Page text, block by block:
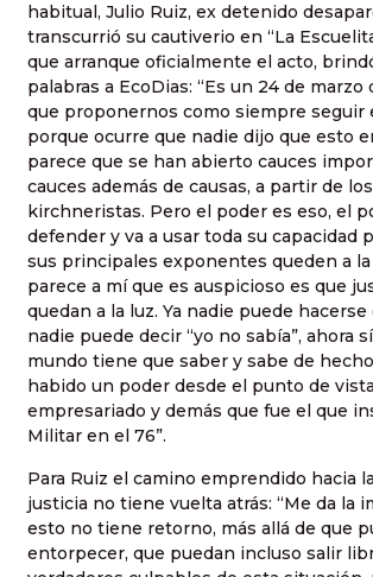
habitual, Julio Ruiz, ex detenido
transcurrió su cautiverio en “La
que arranque oficialmente el acto,
palabras a EcoDias: “Es un 24 de
que proponernos como siempre seguir
porque ocurre que nadie dijo que esto
parece que se han abierto cauces
cauces además de causas, a partir de
kirchneristas. Pero el poder es eso, el
defender y va a usar toda su capacidad
sus principales exponentes queden a la
parece a mí que es auspicioso es que
quedan a la luz. Ya nadie puede hacerse
nadie puede decir “yo no sabía”, ahora
mundo tiene que saber y sabe de
habido un poder desde el punto de
empresariado y demás que fue el que
Militar en el 76”.
Para Ruiz el camino emprendido hacia
justicia no tiene vuelta atrás: “Me da la
esto no tiene retorno, más allá de que
entorpecer, que puedan incluso salir